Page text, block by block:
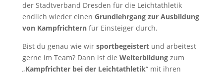
der Stadtverband Dresden für die Leichtathletik
endlich wieder einen Grundlehrgang zur Ausbildung
von Kampfrichtern für Einsteiger durch.
Bist du genau wie wir sportbegeistertund arbeitest
gerne im Team? Dann ist die Weiterbildungzum
„Kampfrichter bei der Leichtathletik“ mit ihren